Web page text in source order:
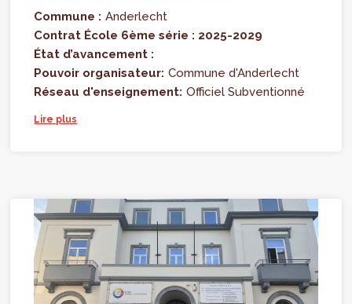
Commune : Anderlecht
Contrat École 6ème série : 2025-2029
État d’avancement :
Pouvoir organisateur: Commune d'Anderlecht
Réseau d'enseignement: Officiel Subventionné
Lire plus